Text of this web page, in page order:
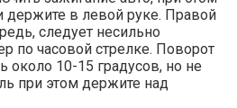
держите в левой руке. Правой
следует несильно
по часовой стрелке. Поворот
около 10-15 градусов, но не
при этом держите над